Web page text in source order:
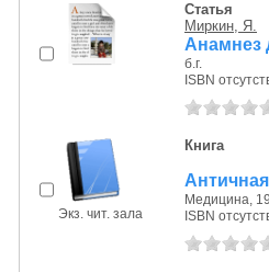
Статья
Миркин, Я.
Анамнез
б.г.
ISBN
Экз. чит. зала
Книга
Медицина,
ISBN